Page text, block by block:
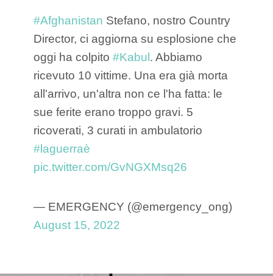
#Afghanistan Stefano, nostro Country
Director, ci aggiorna su esplosione che
oggi ha colpito #Kabul . Abbiamo
ricevuto 10 vittime. Una era già morta
all'arrivo, un'altra non ce l'ha fatta: le
sue ferite erano troppo gravi. 5
ricoverati, 3 curati in ambulatorio
#laguerraè
pic.twitter.com/GvNGXMsq26
— EMERGENCY (@emergency_ong)
August 15, 2022